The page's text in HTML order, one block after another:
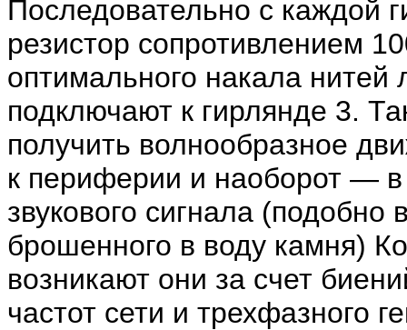
Последовательно с каждой
резистор сопротивлением
оптимального накала
подключают к гирлянде 3.
получить волнообразное
к периферии и наоборот —
звукового сигнала
брошенного в воду камня)
возникают они за счет
частот сети и трехфазного